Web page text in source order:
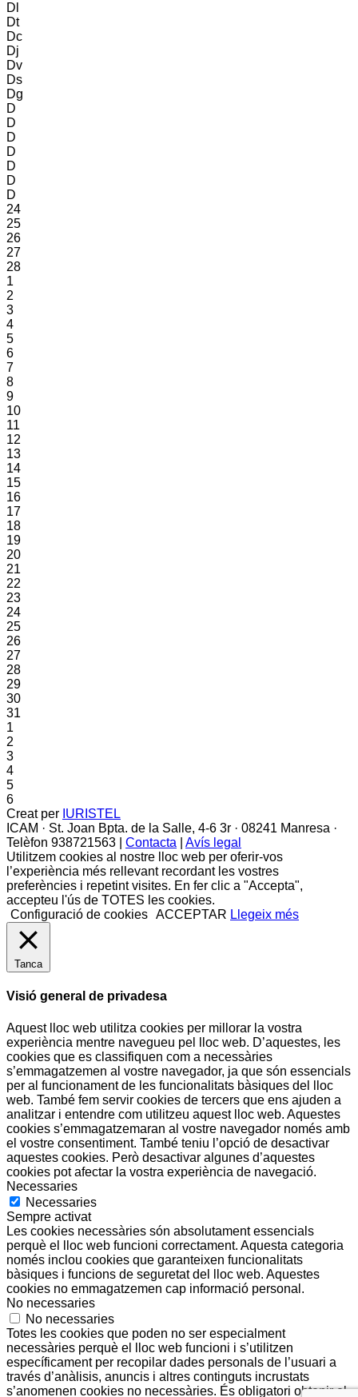
Dl
Dt
Dc
Dj
Dv
Ds
Dg
D
D
D
D
D
D
D
24
25
26
27
28
1
2
3
4
5
6
7
8
9
10
11
12
13
14
15
16
17
18
19
20
21
22
23
24
25
26
27
28
29
30
31
1
2
3
4
5
6
Creat per IURISTEL
ICAM · St. Joan Bpta. de la Salle, 4-6 3r · 08241 Manresa ·
Telèfon 938721563 | Contacta
Avís legal
Utilitzem cookies al nostre lloc web per oferir-vos
l’experiència més rellevant recordant les vostres
preferències i repetint visites. En fer clic a "Accepta",
accepteu l'ús de TOTES les cookies.
Configuració de cookies ACCEPTAR Llegeix més
Tanca
Visió general de privadesa
Aquest lloc web utilitza cookies per millorar la vostra
experiència mentre navegueu pel lloc web. D’aquestes, les
cookies que es classifiquen com a necessàries
s’emmagatzemen al vostre navegador, ja que són essencials
per al funcionament de les funcionalitats bàsiques del lloc
web. També fem servir cookies de tercers que ens ajuden a
analitzar i entendre com utilitzeu aquest lloc web. Aquestes
cookies s’emmagatzemaran al vostre navegador només amb
el vostre consentiment. També teniu l’opció de desactivar
aquestes cookies. Però desactivar algunes d’aquestes
cookies pot afectar la vostra experiència de navegació.
Necessaries
Necessaries
Sempre activat
Les cookies necessàries són absolutament essencials
perquè el lloc web funcioni correctament. Aquesta categoria
només inclou cookies que garanteixen funcionalitats
bàsiques i funcions de seguretat del lloc web. Aquestes
cookies no emmagatzemen cap informació personal.
No necessaries
No necessaries
Totes les cookies que poden no ser especialment
necessàries perquè el lloc web funcioni i s’utilitzen
específicament per recopilar dades personals de l’usuari a
través d’anàlisis, anuncis i altres continguts incrustats
s’anomenen cookies no necessàries. És obligatori obtenir el